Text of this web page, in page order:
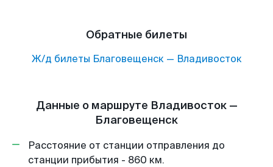
Обратные билеты
Ж/д билеты Благовещенск— Владивосток
Данные о маршруте Владивосток —
Благовещенск
Расстояние от станции отправления до
станции прибытия - 860 км.